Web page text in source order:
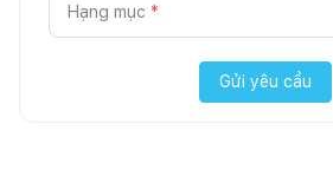
Hạng mục *
Gửi yêu cầu